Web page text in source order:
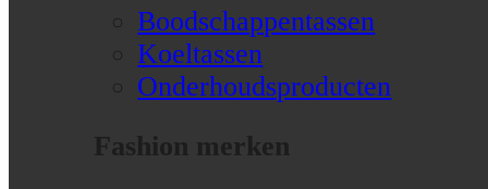
Boodschappentassen
Koeltassen
Onderhoudsproducten
Fashion merken